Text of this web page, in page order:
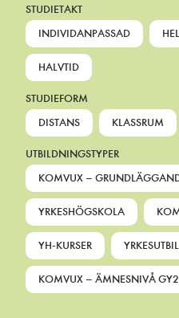
STUDIETAKT
INDIVIDANPASSAD
HALVTID
STUDIEFORM
DISTANS
KLASSRUM
UTBILDNINGSTYPER
KOMVUX –
YRKESHÖGSKOLA
YH-KURSER
KOMVUX – ÄMNESNIVÅ